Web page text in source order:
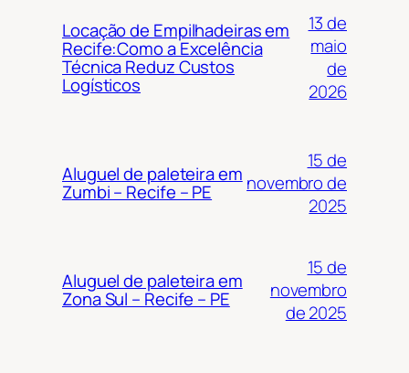
Locação de Empilhadeiras em
Recife:Como a Excelência
Técnica Reduz Custos
Logísticos
13 de
maio
de
2026
Aluguel de paleteira em
Zumbi – Recife – PE
15 de
novembro de
2025
Aluguel de paleteira em
Zona Sul – Recife – PE
15 de
novembro
de 2025